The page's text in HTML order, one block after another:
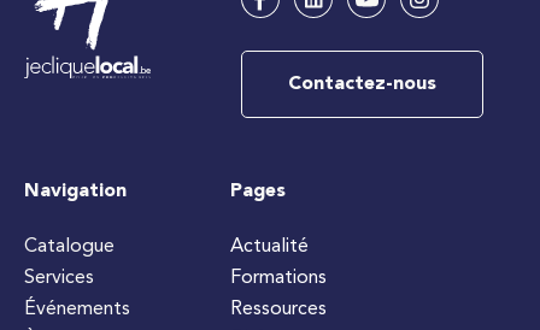
Contactez-nous
Navigation
Catalogue
Services
Événements
Pages
Actualité
Formations
Ressources